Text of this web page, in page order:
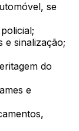
se
e sinalização;
do
e